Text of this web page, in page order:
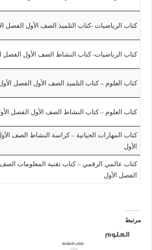
-كتاب التلميذ الصف الأول الفصل الأول
كتاب النشاط الصف الأول الفصل الأول
– كتاب التلميذ الصف الأول الفصل الأول
– كتاب النشاط الصف الأول الفصل الأول
الحياتية – كراسة النشاط الصف الأول الفصل
الرقمي – كتاب تقنية المعلومات الصف الأول